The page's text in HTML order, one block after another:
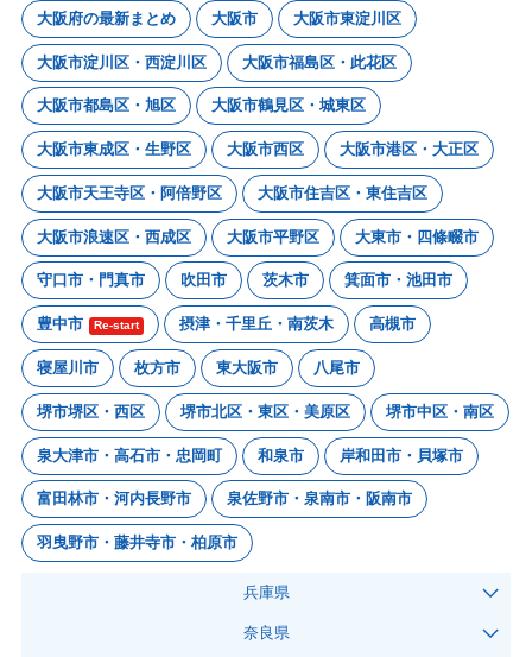
大阪府の最新まとめ 大阪市 大阪市東淀川区
大阪市淀川区・西淀川区 大阪市福島区・此花区
大阪市都島区・旭区 大阪市鶴見区・城東区
大阪市東成区・生野区 大阪市西区 大阪市港区・大正区
大阪市天王寺区・阿倍野区 大阪市住吉区・東住吉区
大阪市浪速区・西成区 大阪市平野区 大東市・四條畷市
守口市・門真市 吹田市 茨木市 箕面市・池田市
豊中市 Re-start 摂津・千里丘・南茨木 高槻市
寝屋川市 枚方市 東大阪市 八尾市
堺市堺区・西区 堺市北区・東区・美原区 堺市中区・南区
泉大津市・高石市・忠岡町 和泉市 岸和田市・貝塚市
富田林市・河内長野市 泉佐野市・泉南市・阪南市
羽曳野市・藤井寺市・柏原市
兵庫県
奈良県